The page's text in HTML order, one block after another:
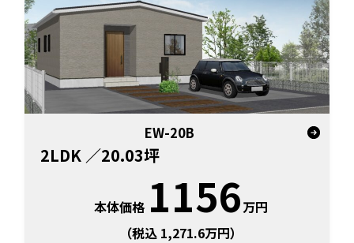
EW-20B
2LDK ／20.03坪
本体価格 1156万円
（税込 1,271.6万円）